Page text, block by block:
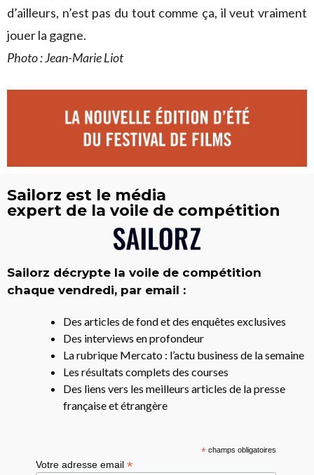
d’ailleurs, n’est pas du tout comme ça, il veut vraiment
jouer la gagne.
Photo : Jean-Marie Liot
Sailorz est le média
expert de la voile de compétition
Sailorz décrypte la voile de compétition
chaque vendredi, par email :
Des articles de fond et des enquêtes exclusives
Des interviews en profondeur
La rubrique Mercato : l’actu business de la semaine
Les résultats complets des courses
Des liens vers les meilleurs articles de la presse
française et étrangère
*champs obligatoires
Votre adresse email*